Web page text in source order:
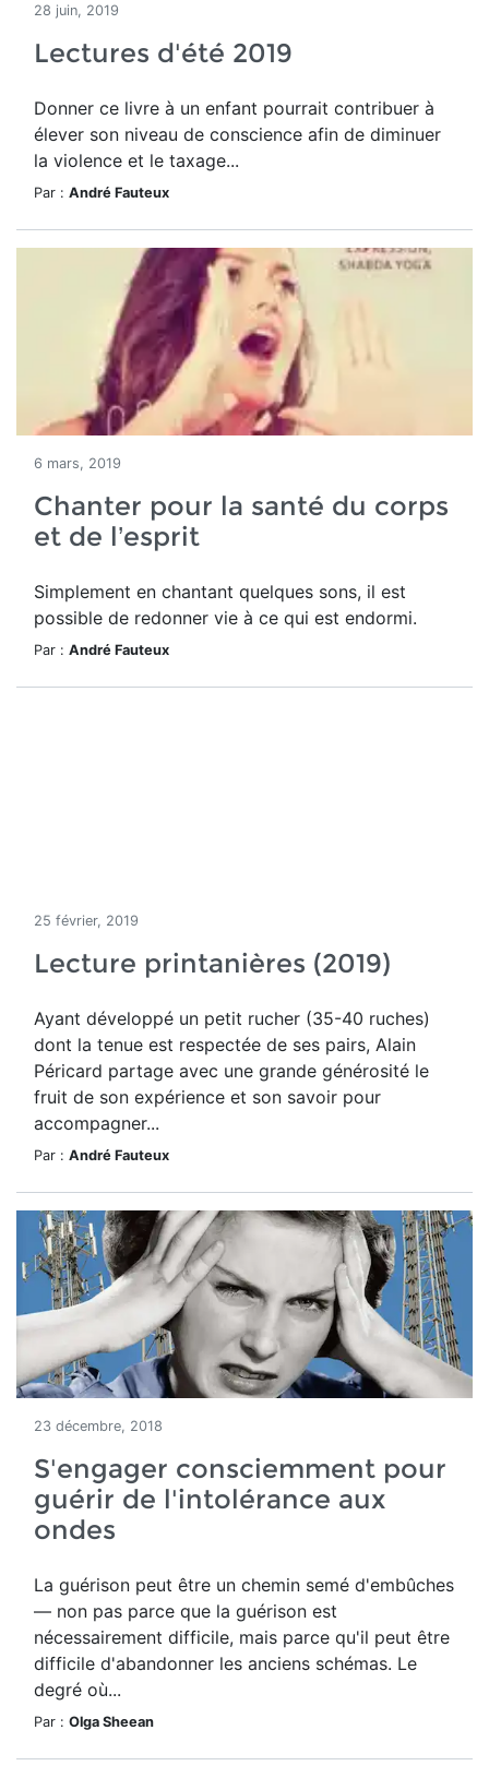
28 juin, 2019
Lectures d'été 2019
Donner ce livre à un enfant pourrait contribuer à
élever son niveau de conscience afin de diminuer
la violence et le taxage...
Par : André Fauteux
6 mars, 2019
Chanter pour la santé du corps
et de l’esprit
Simplement en chantant quelques sons, il est
possible de redonner vie à ce qui est endormi.
Par : André Fauteux
25 février, 2019
Lecture printanières (2019)
Ayant développé un petit rucher (35-40 ruches)
dont la tenue est respectée de ses pairs, Alain
Péricard partage avec une grande générosité le
fruit de son expérience et son savoir pour
accompagner...
Par : André Fauteux
23 décembre, 2018
S'engager consciemment pour
guérir de l'intolérance aux
ondes
La guérison peut être un chemin semé d'embûches
— non pas parce que la guérison est
nécessairement difficile, mais parce qu'il peut être
difficile d'abandonner les anciens schémas. Le
degré où...
Par : Olga Sheean